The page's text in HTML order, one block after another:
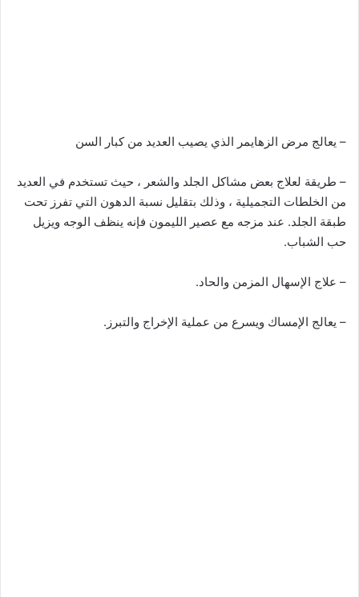
– يعالج مرض الزهايمر الذي يصيب العديد من كبار السن
– طريقة لعلاج بعض مشاكل الجلد والشعر ، حيث تستخدم في العديد
من الخلطات التجميلية ، وذلك بتقليل نسبة الدهون التي تفرز تحت
طبقة الجلد. عند مزجه مع عصير الليمون فإنه ينظف الوجه ويزيل
حب الشباب.
– علاج الإسهال المزمن والحاد.
– يعالج الإمساك ويسرع من عملية الإخراج والتبرز.